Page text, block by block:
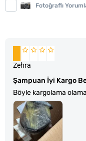
Fotoğraflı
Şampuan İyi Kargo
Böyle kargolama
Zehra